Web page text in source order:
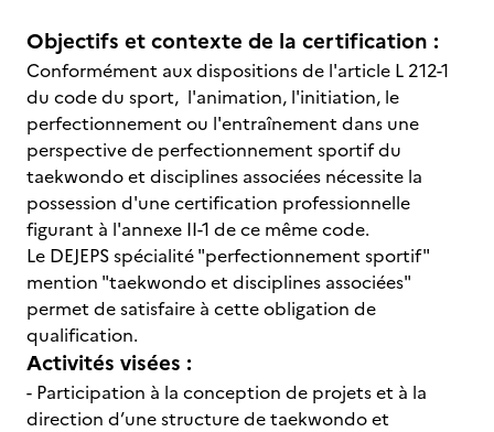
Objectifs et contexte de la certification :
Conformément aux dispositions de l'article L 212-1
du code du sport, l'animation, l'initiation, le
perfectionnement ou l'entraînement dans une
perspective de perfectionnement sportif du
taekwondo et disciplines associées nécessite la
possession d'une certification professionnelle
figurant à l'annexe II-1 de ce même code.
Le DEJEPS spécialité "perfectionnement sportif"
mention "taekwondo et disciplines associées"
permet de satisfaire à cette obligation de
qualification.
Activités visées :
- Participation à la conception de projets et à la
direction d’une structure de taekwondo et